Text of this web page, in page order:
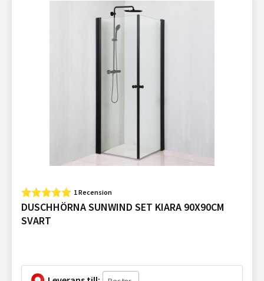
1 Recension
DUSCHHÖRNA SUNWIND SET KIARA 90X90CM
SVART